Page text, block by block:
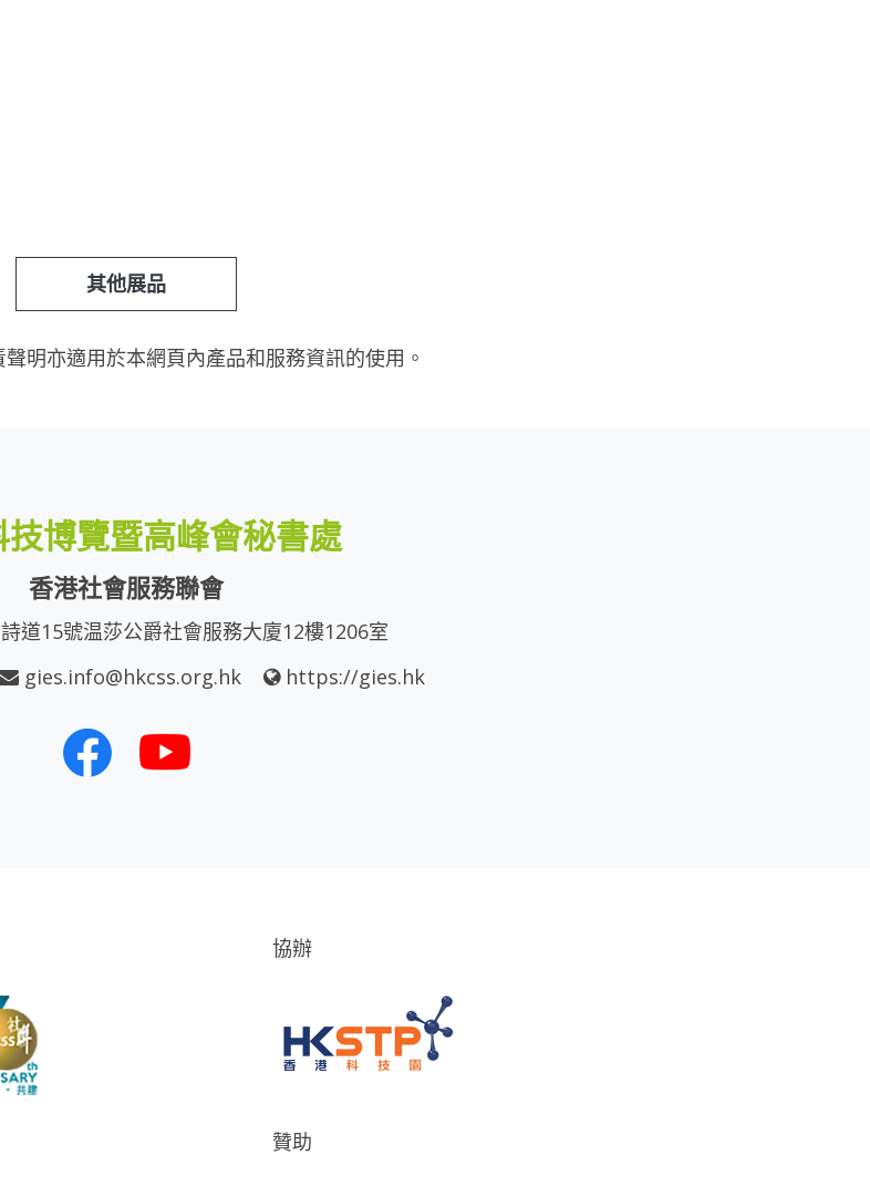
其他展品
明亦適用於本網頁內產品和服務資訊的使用。
博覽暨高峰會秘書處
香港社會服務聯會
道15號温莎公爵社會服務大廈12樓1206室
gies.info@hkcss.org.hk https://gies.hk
協辦
贊助